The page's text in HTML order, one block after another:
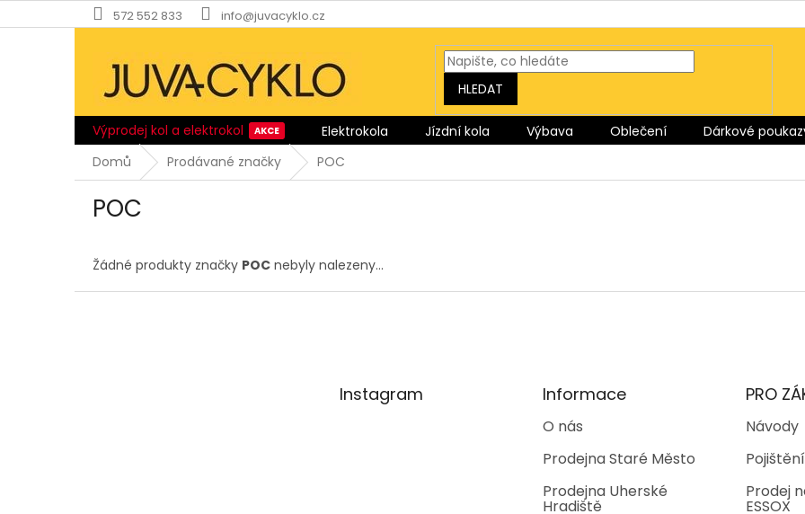
na
572 552 833 info@juvacyklo.cz
HLEDAT
Výprodej kol a elektrokol Elektrokola Jízdní kola Výbava Oblečení Dárkové
Domů
Prodávané značky POC
POC
Žádné produkty značky POC nebyly nalezeny...
Instagram Informace
O nás
Prodejna Staré Město
Prodejna Uherské
Hradiště
PRO
Návody
Prodej
ESSOX